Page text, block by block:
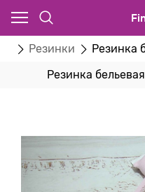
Резинки Резинка
Резинка